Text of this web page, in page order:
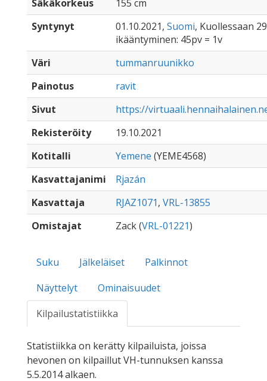
Säkäkorkeus
155 cm
Syntynyt
01.10.2021, Suomi, Kuollessaan
ikääntyminen: 45pv = 1v
Väri
tummanruunikko
Painotus
ravit
Sivut
https://
Rekisteröity
19.10.2021
Kotitalli
Yemene (YEME4568)
Kasvattajanimi
Rjazán
Kasvattaja
RJAZ1071, VRL-13855
Omistajat
Zack (VRL-01221)
Suku Jälkeläiset
Palkinnot
Näyttelyt
Ominaisuudet
Kilpailustatistiikka
Statistiikka on kerätty kilpailuista, joissa
hevonen on kilpaillut VH-tunnuksen kanssa
5.5.2014 alkaen.